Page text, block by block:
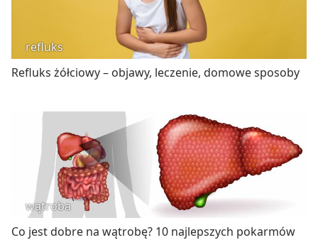
refluks
Refluks żółciowy – objawy, leczenie, domowe sposoby
wątroba
Co jest dobre na wątrobę? 10 najlepszych pokarmów